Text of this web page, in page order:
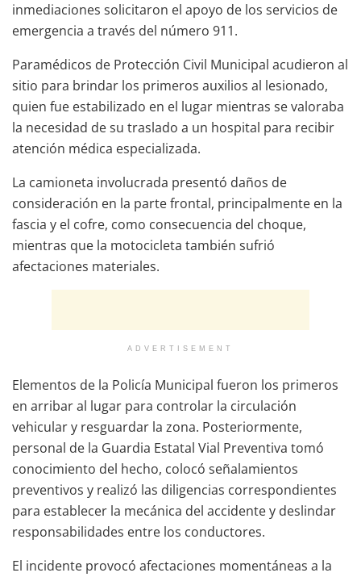
inmediaciones solicitaron el apoyo de los servicios de
emergencia a través del número 911.
Paramédicos de Protección Civil Municipal acudieron al
sitio para brindar los primeros auxilios al lesionado,
quien fue estabilizado en el lugar mientras se valoraba
la necesidad de su traslado a un hospital para recibir
atención médica especializada.
La camioneta involucrada presentó daños de
consideración en la parte frontal, principalmente en la
fascia y el cofre, como consecuencia del choque,
mientras que la motocicleta también sufrió
afectaciones materiales.
ADVERTISEMENT
Elementos de la Policía Municipal fueron los primeros
en arribar al lugar para controlar la circulación
vehicular y resguardar la zona. Posteriormente,
personal de la Guardia Estatal Vial Preventiva tomó
conocimiento del hecho, colocó señalamientos
preventivos y realizó las diligencias correspondientes
para establecer la mecánica del accidente y deslindar
responsabilidades entre los conductores.
El incidente provocó afectaciones momentáneas a la